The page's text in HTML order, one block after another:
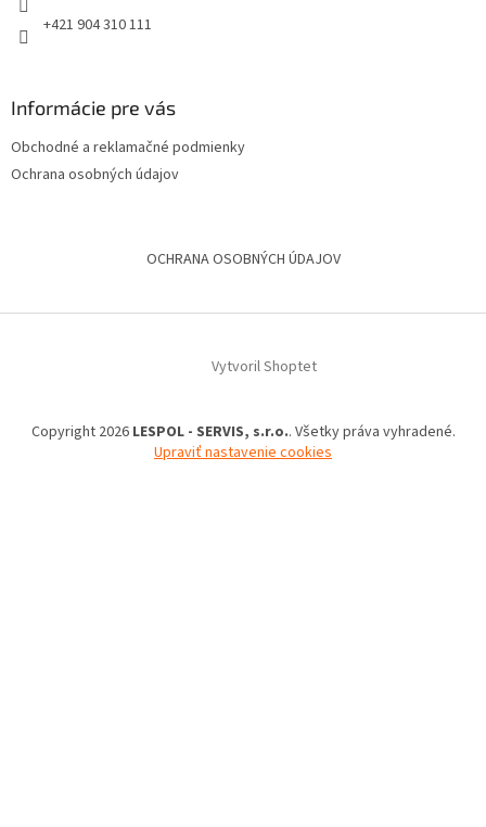
+421 904 310 111
Informácie pre vás
Obchodné a reklamačné podmienky
Ochrana osobných údajov
OCHRANA OSOBNÝCH ÚDAJOV
Vytvoril Shoptet
Copyright 2026 LESPOL - SERVIS, s.r.o.. Všetky práva vyhradené.
Upraviť nastavenie cookies